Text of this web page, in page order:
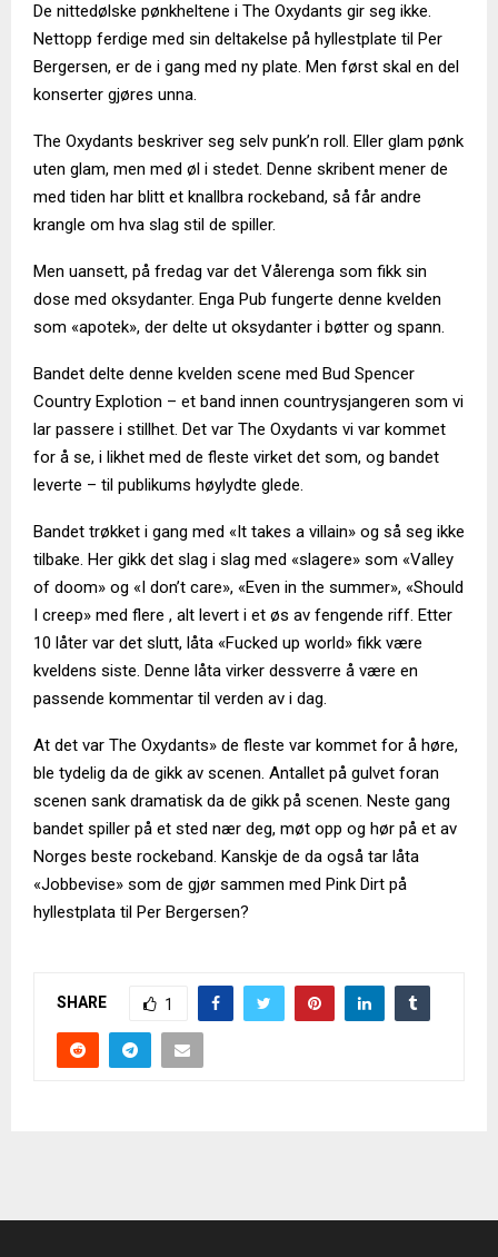
De nittedølske pønkheltene i The Oxydants gir seg ikke.
Nettopp ferdige med sin deltakelse på hyllestplate til Per
Bergersen, er de i gang med ny plate. Men først skal en del
konserter gjøres unna.
The Oxydants beskriver seg selv punk’n roll. Eller glam pønk
uten glam, men med øl i stedet. Denne skribent mener de
med tiden har blitt et knallbra rockeband, så får andre
krangle om hva slag stil de spiller.
Men uansett, på fredag var det Vålerenga som fikk sin
dose med oksydanter. Enga Pub fungerte denne kvelden
som «apotek», der delte ut oksydanter i bøtter og spann.
Bandet delte denne kvelden scene med Bud Spencer
Country Explotion – et band innen countrysjangeren som vi
lar passere i stillhet. Det var The Oxydants vi var kommet
for å se, i likhet med de fleste virket det som, og bandet
leverte – til publikums høylydte glede.
Bandet trøkket i gang med «It takes a villain» og så seg ikke
tilbake. Her gikk det slag i slag med «slagere» som «Valley
of doom» og «I don’t care», «Even in the summer», «Should
I creep» med flere , alt levert i et øs av fengende riff. Etter
10 låter var det slutt, låta «Fucked up world» fikk være
kveldens siste. Denne låta virker dessverre å være en
passende kommentar til verden av i dag.
At det var The Oxydants» de fleste var kommet for å høre,
ble tydelig da de gikk av scenen. Antallet på gulvet foran
scenen sank dramatisk da de gikk på scenen. Neste gang
bandet spiller på et sted nær deg, møt opp og hør på et av
Norges beste rockeband. Kanskje de da også tar låta
«Jobbevise» som de gjør sammen med Pink Dirt på
hyllestplata til Per Bergersen?
SHARE 1